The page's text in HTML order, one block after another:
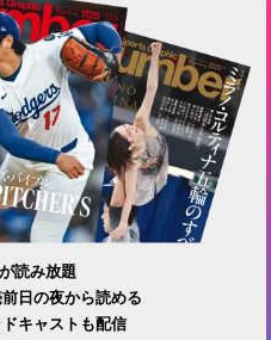
読み放題
日の夜から読める
キャストも配信